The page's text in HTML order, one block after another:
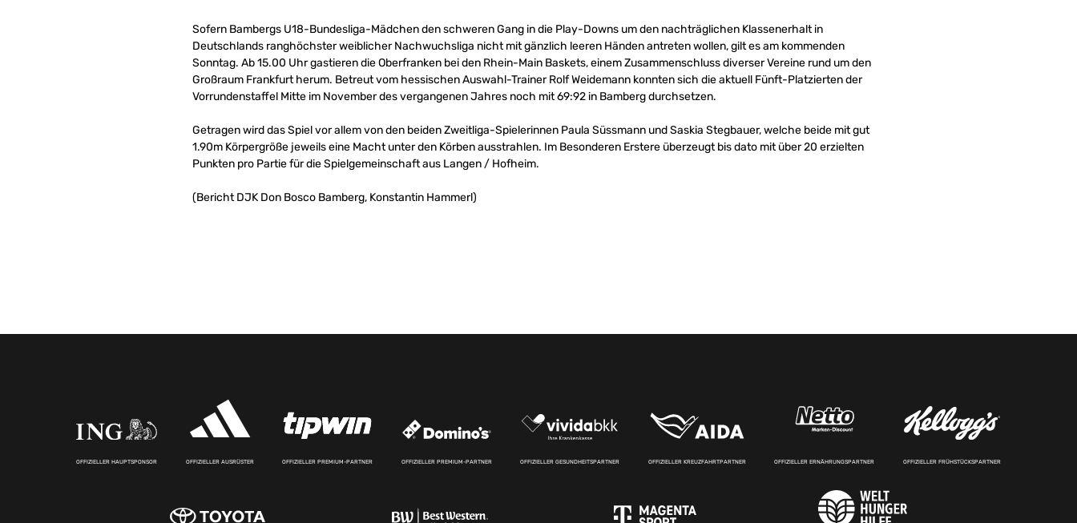
Sofern Bambergs U18-Bundesliga-Mädchen den schweren Gang in die Play-Downs um den nachträglichen Klassenerhalt in
Deutschlands ranghöchster weiblicher Nachwuchsliga nicht mit gänzlich leeren Händen antreten wollen, gilt es am kommenden
Sonntag. Ab 15.00 Uhr gastieren die Oberfranken bei den Rhein-Main Baskets, einem Zusammenschluss diverser Vereine rund um den
Großraum Frankfurt herum. Betreut vom hessischen Auswahl-Trainer Rolf Weidemann konnten sich die aktuell Fünft-Platzierten der
Vorrundenstaffel Mitte im November des vergangenen Jahres noch mit 69:92 in Bamberg durchsetzen.
Getragen wird das Spiel vor allem von den beiden Zweitliga-Spielerinnen Paula Süssmann und Saskia Stegbauer, welche beide mit gut
1.90m Körpergröße jeweils eine Macht unter den Körben ausstrahlen. Im Besonderen Erstere überzeugt bis dato mit über 20 erzielten
Punkten pro Partie für die Spielgemeinschaft aus Langen / Hofheim.
(Bericht DJK Don Bosco Bamberg, Konstantin Hammerl)
OFFIZIELLER HAUPTSPONSOR OFFIZIELLER AUSRÜSTER OFFIZIELLER PREMIUM-PARTNER OFFIZIELLER PREMIUM-PARTNER OFFIZIELLER GESUNDHEITSPARTNER OFFIZIELLER KREUZFAHRTPARTNER OFFIZIELLER ERNÄHRUNGSPARTNER OFFIZIELLER FRÜHSTÜCKSPARTNER